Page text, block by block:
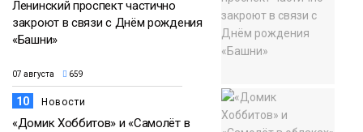
Ленинский проспект частично
закроют в связи с Днём рождения
«Башни»
07 августа 659
10 Новости
«Домик Хоббитов» и «Самолёт в